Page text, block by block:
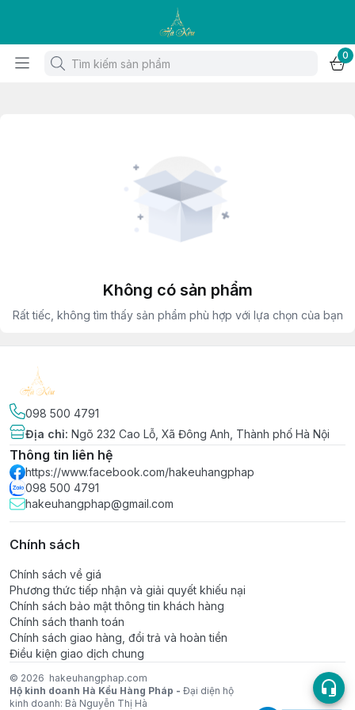
0
Không có sản phẩm
Rất tiếc, không tìm thấy sản phẩm phù hợp với lựa chọn của bạn
098 500 4791
Địa chỉ: Ngõ 232 Cao Lỗ, Xã Đông Anh, Thành phố Hà Nội
Thông tin liên hệ
https://www.facebook.com/hakeuhangphap
098 500 4791
hakeuhangphap@gmail.com
Chính sách
Chính sách về giá
Phương thức tiếp nhận và giải quyết khiếu nại
Chính sách bảo mật thông tin khách hàng
Chính sách thanh toán
Chính sách giao hàng, đổi trả và hoàn tiền
Điều kiện giao dịch chung
© 2026 hakeuhangphap.com
Hộ kinh doanh Hà Kều Hàng Pháp - Đại diện hộ
kinh doanh: Bà Nguyễn Thị Hà